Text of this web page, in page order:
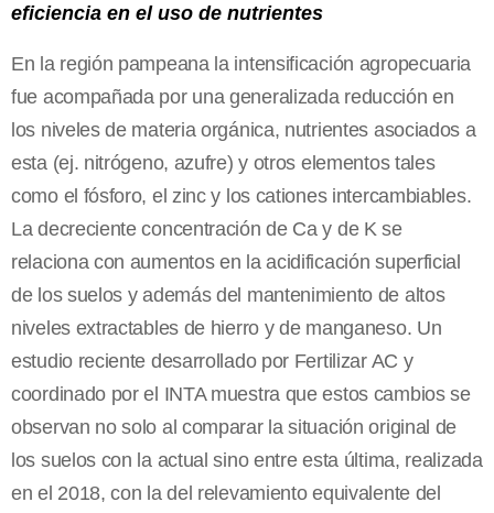
eficiencia en el uso de nutrientes
En la región pampeana la intensificación agropecuaria
fue acompañada por una generalizada reducción en
los niveles de materia orgánica, nutrientes asociados a
esta (ej. nitrógeno, azufre) y otros elementos tales
como el fósforo, el zinc y los cationes intercambiables.
La decreciente concentración de Ca y de K se
relaciona con aumentos en la acidificación superficial
de los suelos y además del mantenimiento de altos
niveles extractables de hierro y de manganeso. Un
estudio reciente desarrollado por Fertilizar AC y
coordinado por el INTA muestra que estos cambios se
observan no solo al comparar la situación original de
los suelos con la actual sino entre esta última, realizada
en el 2018, con la del relevamiento equivalente del